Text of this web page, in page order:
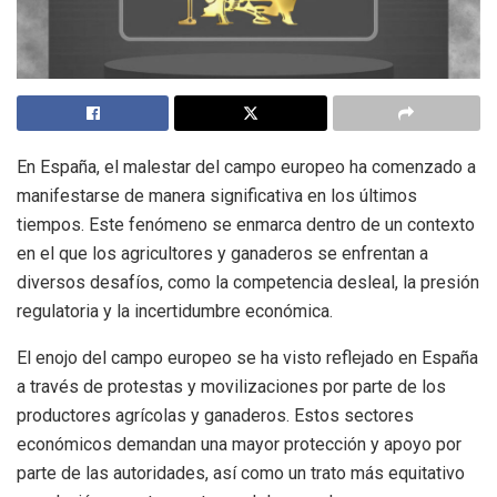
En España, el malestar del campo europeo ha comenzado a
manifestarse de manera significativa en los últimos
tiempos. Este fenómeno se enmarca dentro de un contexto
en el que los agricultores y ganaderos se enfrentan a
diversos desafíos, como la competencia desleal, la presión
regulatoria y la incertidumbre económica.
El enojo del campo europeo se ha visto reflejado en España
a través de protestas y movilizaciones por parte de los
productores agrícolas y ganaderos. Estos sectores
económicos demandan una mayor protección y apoyo por
parte de las autoridades, así como un trato más equitativo